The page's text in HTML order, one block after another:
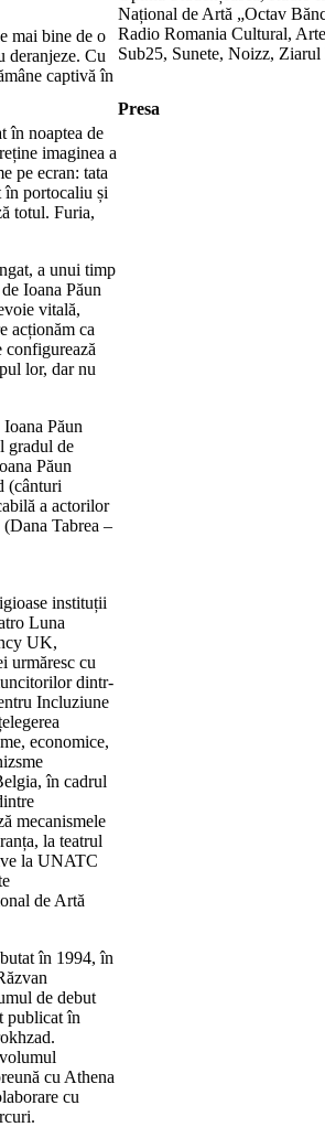
mai bine de o
deranjeze. Cu
captivă în
în noaptea de
imaginea a
pe ecran: tata
în portocaliu și
totul. Furia,
a unui timp
Ioana Păun
vitală,
acționăm ca
configurează
lor, dar nu
Păun
gradul de
Păun
(cânturi
a actorilor
Tabrea –
instituții
Luna
UK,
urmăresc cu
dintr-
Incluziune
economice,
în cadrul
mecanismele
la teatrul
la UNATC
de Artă
în 1994, în
de debut
publicat în
cu Athena
cu
Național de Artă „Octav
Radio Romania Cultural,
Sub25, Sunete, Noizz,
Presa